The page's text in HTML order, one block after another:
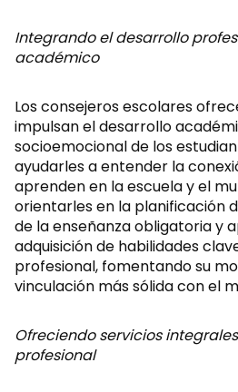
Integrando el desarrollo
académico
Los consejeros escolares
impulsan el desarrollo
socioemocional de los
ayudarles a entender la
aprenden en la escuela y el
orientarles en la planificación
de la enseñanza obligatoria y
adquisición de habilidades
profesional, fomentando su
vinculación más sólida con el
Ofreciendo servicios
profesional